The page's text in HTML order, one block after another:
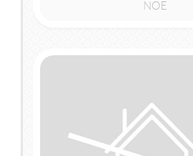
NOE
NOE(31410)
MAISON / VILLA
413 000 €